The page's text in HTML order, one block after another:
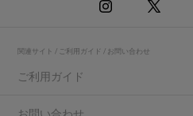
関連サイト / ご利用ガイド / お問い合わせ
ご利用ガイド